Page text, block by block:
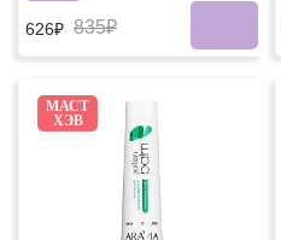
626₽ 835₽
МАСТ
ХЭВ